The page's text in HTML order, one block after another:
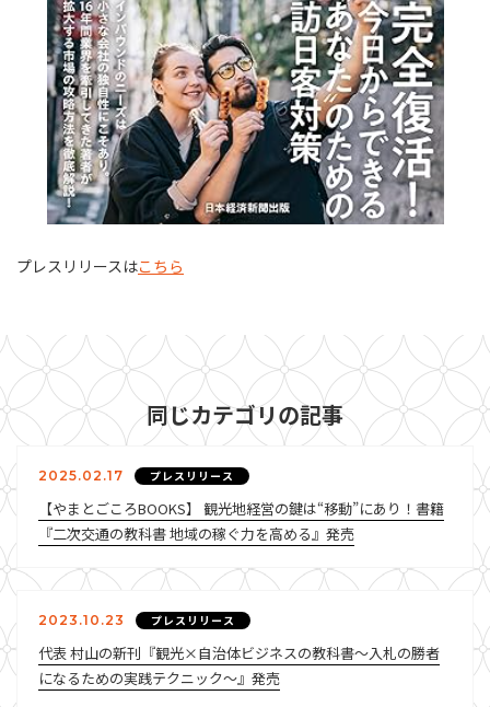
プレスリリースはこちら
同じカテゴリの記事
2025.02.17 プレスリリース
【やまとごころBOOKS】 観光地経営の鍵は“移動”にあり！書籍
『二次交通の教科書 地域の稼ぐ力を高める』発売
2023.10.23 プレスリリース
代表 村山の新刊『観光×自治体ビジネスの教科書～入札の勝者
になるための実践テクニック～』発売